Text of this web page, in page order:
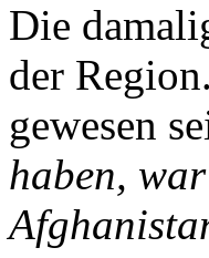
Die
der
gewesen
haben,